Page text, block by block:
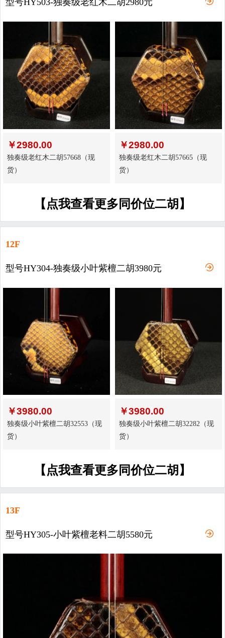
型号HY503-独奏级老红木二胡2980元
￥2980.00
独奏级老红木二胡57668（现
货）
￥2980.00
独奏级老红木二胡57665（现
货）
【点我查看更多同价位二胡】
12F
型号HY304-独奏级小叶紫檀二胡3980元
￥3980.00
独奏级小叶紫檀二胡32553（现
货）
￥3980.00
独奏级小叶紫檀二胡32282（现
货）
【点我查看更多同价位二胡】
13F
型号HY305-小叶紫檀老料二胡5580元